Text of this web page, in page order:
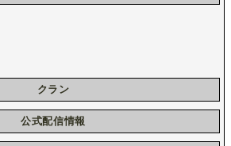
クラン
公式配信情報